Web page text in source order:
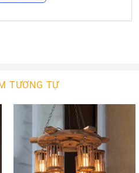
đa dạng,đèn gổ decor
khan hay cứng nhắc
đèn trang trí cũng sẽ
cảm giác nhẹ nhàng,
TƯƠNG TỰ